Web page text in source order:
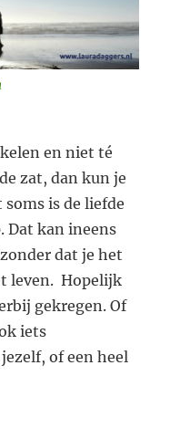
en niet té
zat, dan kun je
is de liefde
Dat kan ineens
dat je het
leven. Hopelijk
gekregen. Of
iets
of een heel